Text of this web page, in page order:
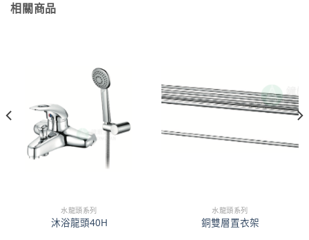
相關商品
水龍頭系列
沐浴龍頭40H
水龍頭系列
銅雙層置衣架